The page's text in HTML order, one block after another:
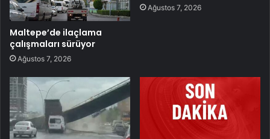
Maltepe’de ilaçlama
çalışmaları sürüyor
Ağustos 7, 2026
Ağustos 7, 2026